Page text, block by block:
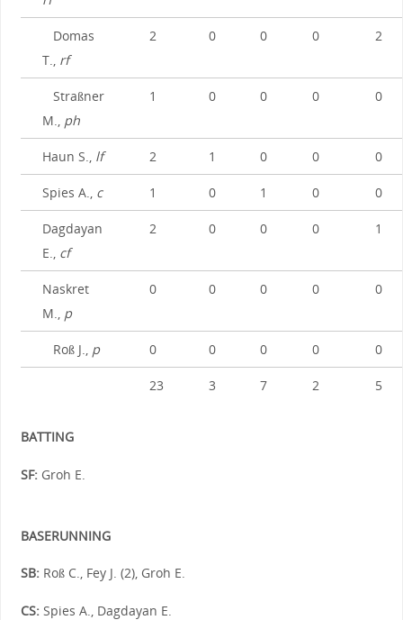
Domas
T., rf
2 0 0 0 2
Straßner
M., ph
1 0 0 0 0
Haun S., lf 2 1 0 0 0
Spies A., c 1 0 1 0 0
Dagdayan
E., cf
2 0 0 0 1
Naskret
M., p
0 0 0 0 0
Roß J., p 0 0 0 0 0
23 3 7 2 5
BATTING
SF:Groh E.
BASERUNNING
SB:Roß C., Fey J. (2), Groh E.
CS:Spies A., Dagdayan E.